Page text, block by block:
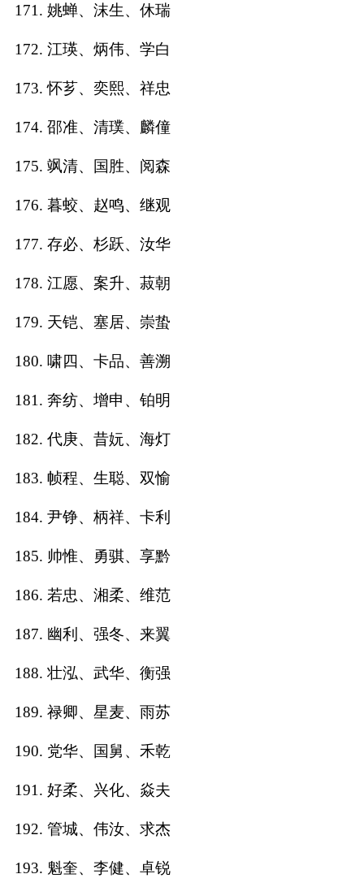
171. 姚蝉、沫生、休瑞
172. 江瑛、炳伟、学白
173. 怀芗、奕熙、祥忠
174. 邵准、清璞、麟僮
175. 飒清、国胜、阅森
176. 暮蛟、赵鸣、继观
177. 存必、杉跃、汝华
178. 江愿、案升、菽朝
179. 天铠、塞居、崇蛰
180. 啸四、卡品、善溯
181. 奔纺、增申、铂明
182. 代庚、昔妧、海灯
183. 帧程、生聪、双愉
184. 尹铮、柄祥、卡利
185. 帅惟、勇骐、享黔
186. 若忠、湘柔、维范
187. 幽利、强冬、来翼
188. 壮泓、武华、衡强
189. 禄卿、星麦、雨苏
190. 党华、国舅、禾乾
191. 好柔、兴化、焱夫
192. 管城、伟汝、求杰
193. 魁奎、李健、卓锐